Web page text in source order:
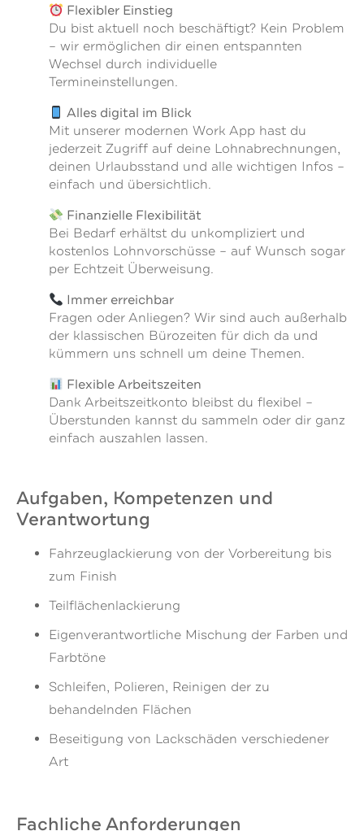
Flexibler Einstieg
Du bist aktuell noch beschäftigt? Kein Problem
– wir ermöglichen dir einen entspannten
Wechsel durch individuelle
Termineinstellungen.
Alles digital im Blick
Mit unserer modernen Work App hast du
jederzeit Zugriff auf deine Lohnabrechnungen,
deinen Urlaubsstand und alle wichtigen Infos –
einfach und übersichtlich.
Finanzielle Flexibilität
Bei Bedarf erhältst du unkompliziert und
kostenlos Lohnvorschüsse – auf Wunsch sogar
per Echtzeit Überweisung.
Immer erreichbar
Fragen oder Anliegen? Wir sind auch außerhalb
der klassischen Bürozeiten für dich da und
kümmern uns schnell um deine Themen.
Flexible Arbeitszeiten
Dank Arbeitszeitkonto bleibst du flexibel –
Überstunden kannst du sammeln oder dir ganz
einfach auszahlen lassen.
Aufgaben, Kompetenzen und
Verantwortung
Fahrzeuglackierung von der Vorbereitung bis
zum Finish
Teilflächenlackierung
Eigenverantwortliche Mischung der Farben und
Farbtöne
Schleifen, Polieren, Reinigen der zu
behandelnden Flächen
Beseitigung von Lackschäden verschiedener
Art
Fachliche Anforderungen